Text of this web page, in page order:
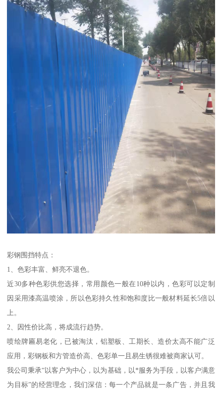
彩钢围挡特点：
1、色彩丰富、鲜亮不退色。
近30多种色彩供您选择，常用颜色一般在10种以内，色彩可以定制
因采用漆高温喷涂，所以色彩持久性和饱和度比一般材料延长5倍以
上。
2、因性价比高，将成流行趋势。
喷绘牌匾易老化，已被淘汰，铝塑板、工期长、造价太高不能广泛
应用，彩钢板和方管造价高、色彩单一且易生锈很难被商家认可。
我公司秉承“以客户为中心，以为基础，以*服务为手段，以客户满意
为目标”的经营理念，我们深信：每一个产品就是一条广告，并且我